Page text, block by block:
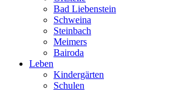
Bad Liebenstein
Schweina
Steinbach
Meimers
Bairoda
Leben
Kindergärten
Schulen